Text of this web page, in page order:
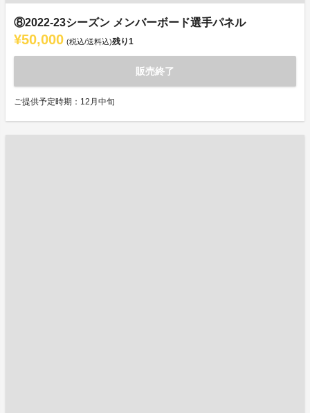
⑧2022-23シーズン メンバーボード選手パネル
¥50,000 (税込/送料込)残り1
販売終了
ご提供予定時期：12月中旬